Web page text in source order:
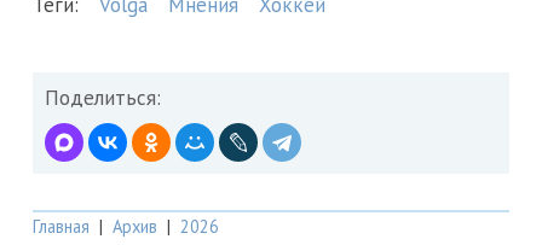
Поделиться:
Главная | Архив | 2026